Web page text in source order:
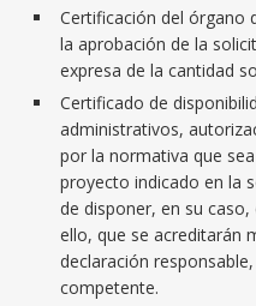
Certificación del órgano
la aprobación de la
expresa de la cantidad
Certificado de
administrativos,
por la normativa que
proyecto indicado en la
de disponer, en su
ello, que se acreditarán
declaración
competente.